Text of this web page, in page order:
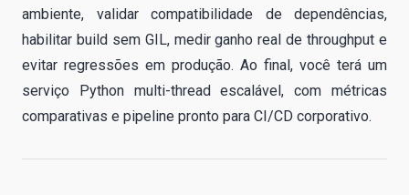
ambiente, validar compatibilidade de dependências,
habilitar build sem GIL, medir ganho real de throughput e
evitar regressões em produção. Ao final, você terá um
serviço Python multi-thread escalável, com métricas
comparativas e pipeline pronto para CI/CD corporativo.